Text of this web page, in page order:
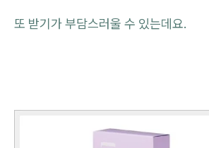
또 받기가 부담스러울 수 있는데요.